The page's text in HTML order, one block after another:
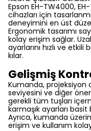
Epson EH-TW4000,
cihazları için
deneyimini en üst
Ergonomik tasarımı
kolay erişim sağlar.
ayarlarını hızlı ve
kılar.
Gelişmiş
Kumanda, projeksiyon
seviyesini ve diğer
gerekli tüm tuşları
karmaşık ayarları
Ayrıca, kumanda
erişim ve kullanım